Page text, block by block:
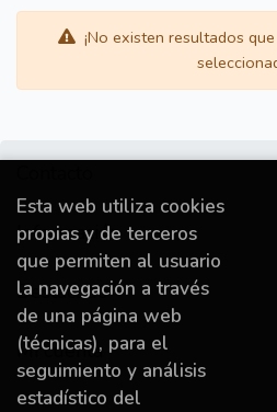
¡No existen resultados
Información
Destacado
Mi cuenta
Esta web utiliza cookies
propias y de terceros
que permiten al usuario
la navegación a través
de una página web
(técnicas), para el
seguimiento y análisis
estadístico del